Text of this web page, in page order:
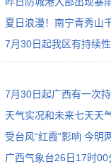
需继续防范
雨
夏日浪漫！南宁青秀山
7月30日起我区有持续
7月30日起广西有一次
天气实况和未来七天天
受台风“红霞”影响 今明
有较强降雨
广西气象台26日17时